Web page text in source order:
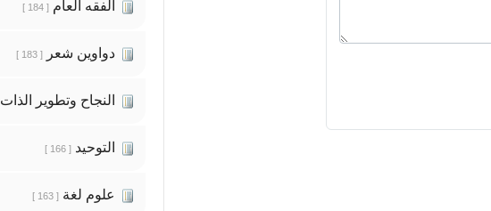
الفقه العام [ 184 ]
دواوين شعر [ 183 ]
النجاح وتطوير الذات
التوحيد [ 166 ]
علوم لغة [ 163 ]